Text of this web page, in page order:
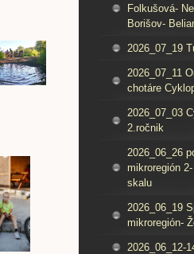
Folkušová-
Borišov-
2026_07_19
2026_07_11
chotáre
2026_07_03
2.ročnik
2026_06_26
mikroregión
skalu
2026_06_19
mikroregión-
2026_06_12-